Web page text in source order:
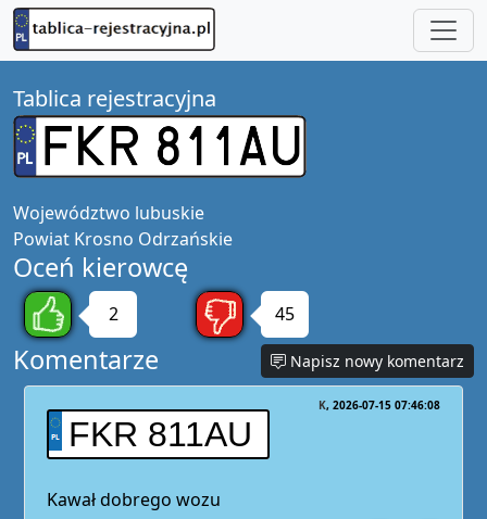
Tablica rejestracyjna
Województwo lubuskie
Powiat Krosno Odrzańskie
Oceń kierowcę
2 45
Komentarze Napisz nowy komentarz
FKR 811AU
K 2026-07-15 07:46:08
Kawał dobrego wozu